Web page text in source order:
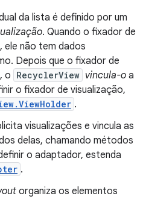
da lista é definido por um
. Quando o fixador de
ele não tem dados
Depois que o fixador de
o RecyclerView vincula-o a
o fixador de visualização,
.
visualizações e vincula as
delas, chamando métodos
o adaptador, estenda
.
organiza os elementos